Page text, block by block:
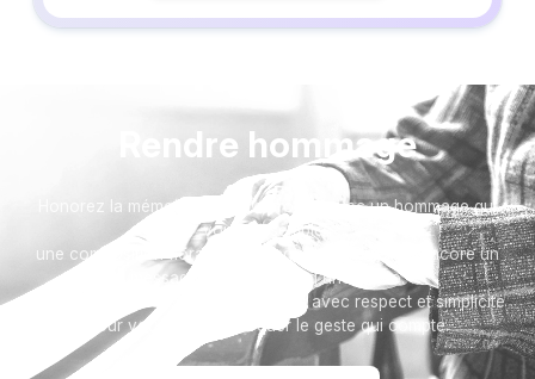
Rendre hommage
Honorez la mémoire de votre proche avec un hommage qui
vous ressemble :
une composition florale, une plaque, un arbre, ou encore un
message accompagné d'une photo.
Toutes nos options sont présentées avec respect et simplicité
pour vous aider à marquer le geste qui compte.